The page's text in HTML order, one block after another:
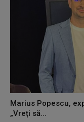
Marius Popescu,
„Vreți să...